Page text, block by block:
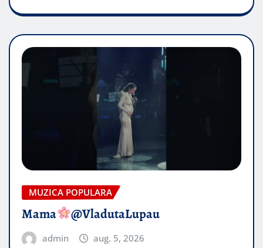
MUZICA POPULARA
Mama @VladutaLupau
admin aug. 5, 2026